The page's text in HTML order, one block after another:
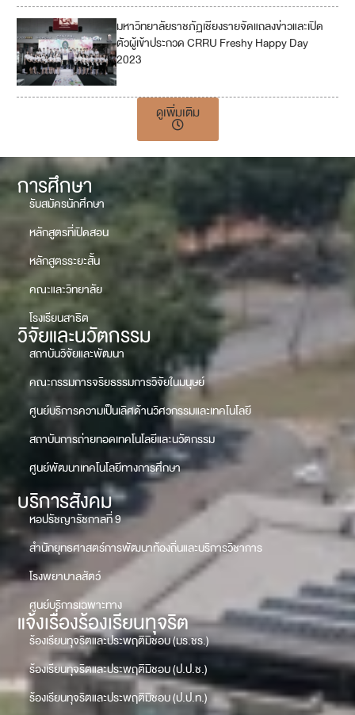
มหาวิทยาลัยราชภัฏเชียงรายจัดแถลงข่าวและเปิด
ตัวผู้เข้าประกวด CRRU Freshy Happy Day
2023
ดูเพิ่มเติม
การศึกษา
รับสมัครนักศึกษา
หลักสูตรที่เปิดสอน
หลักสูตรระยะสั้น
คณะและวิทยาลัย
โรงเรียนสาธิต
วิจัยและนวัตกรรม
สถาบันวิจัยและพัฒนา
คณะกรรมการจริยธรรมการวิจัยในมนุษย์
ศูนย์บริการความเป็นเลิศด้านวิศวกรรมและเทคโนโลยี
สถาบันการถ่ายทอดเทคโนโลยีและนวัตกรรม
ศูนย์พัฒนาเทคโนโลยีทางการศึกษา
บริการสังคม
หอปรัชญารัชกาลที่ 9
สำนักยุทธศาสตร์การพัฒนาท้องถิ่นและบริการวิชาการ
โรงพยาบาลสัตว์
ศูนย์บริการเฉพาะทาง
แจ้งเรื่องร้องเรียนทุจริต
ร้องเรียนทุจริตและประพฤติมิชอบ (มร.ชร.)
ร้องเรียนทุจริตและประพฤติมิชอบ (ป.ป.ช.)
ร้องเรียนทุจริตและประพฤติมิชอบ (ป.ป.ท.)